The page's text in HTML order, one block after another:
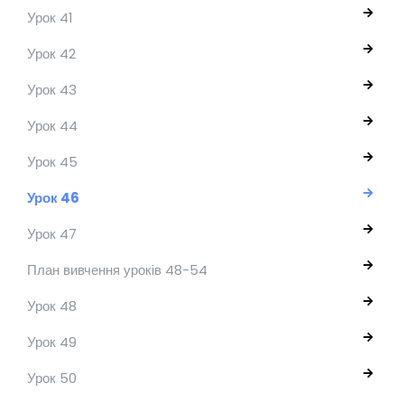
Урок 41
Урок 42
Урок 43
Урок 44
Урок 45
Урок 46
Урок 47
План вивчення уроків 48-54
Урок 48
Урок 49
Урок 50